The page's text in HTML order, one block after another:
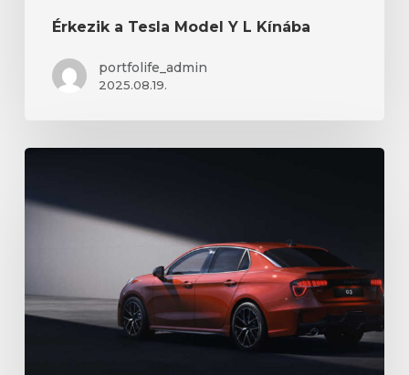
Érkezik a Tesla Model Y L Kínába
portfolife_admin
2025.08.19.
7